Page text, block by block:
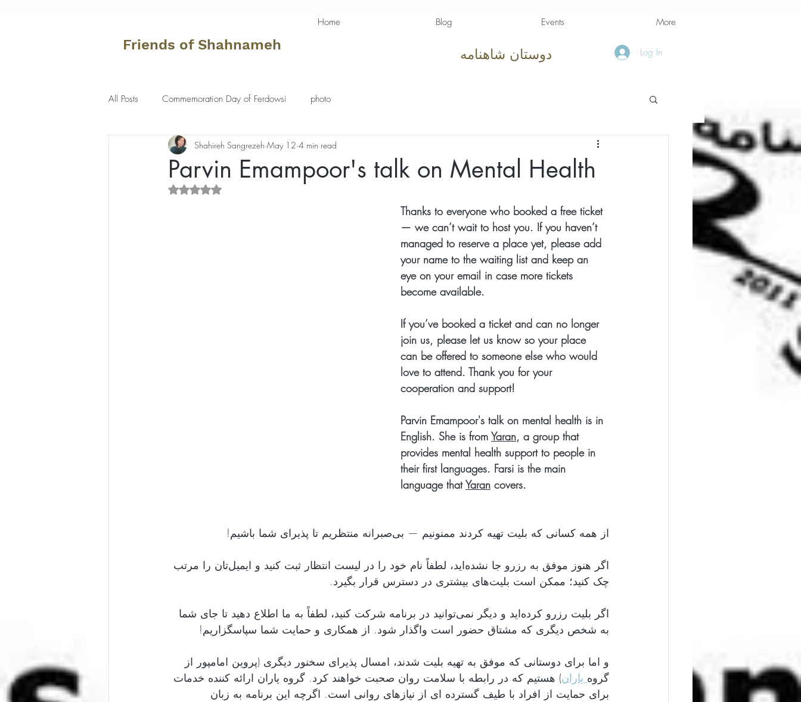
Friends of Shahnameh
Home Blog Events More
دوستان شاهنامه Log In
All Posts Commemoration Day of Ferdowsi photo
Parvin Emampoor's talk on Mental Health
Shahireh Sangrezeh May 12 4 min read
Rated NaN out of 5 stars.
Thanks to everyone who booked a free ticket
— we can’t wait to host you. If you haven’t
managed to reserve a place yet, please add
your name to the waiting list and keep an
eye on your email in case more tickets
become available.
If you’ve booked a ticket and can no longer
join us, please let us know so your place
can be offered to someone else who would
love to attend. Thank you for your
cooperation and support!
Parvin Emampoor's talk on mental health is in
English. She is from Yaran, a group that
provides mental health support to people in
their first languages. Farsi is the main
language that Yaran covers.
از همه کسانی که بلیت تهیه کردند ممنونیم — بی‌صبرانه منتظریم تا پذیرای شما باشیم!
اگر هنوز موفق به رزرو جا نشده‌اید، لطفاً نام خود را در لیست انتظار ثبت کنید و ایمیل‌تان را مرتب
چک کنید؛ ممکن است بلیت‌های بیشتری در دسترس قرار بگیرد.
اگر بلیت رزرو کرده‌اید و دیگر نمی‌توانید در برنامه شرکت کنید، لطفاً به ما اطلاع دهید تا جای شما
به شخص دیگری که مشتاق حضور است واگذار شود. از همکاری و حمایت شما سپاسگزاریم!
و اما برای دوستانی که موفق به تهیه بلیت شدند، امسال پذیرای سخنور دیگری (پروین امامپور از
گروه یاران) هستیم که در رابطه با سلامت روان صحبت خواهند کرد. گروه یاران ارائه کننده خدمات
برای حمایت از افراد با طیف گسترده ای از نیازهای روانی است. اگرچه این برنامه به زبان